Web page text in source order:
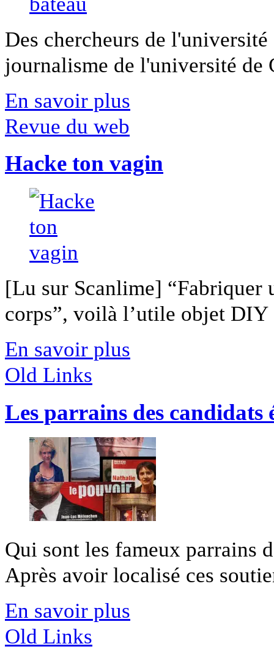
Des chercheurs de
journalisme de l'université
En savoir plus
Revue du web
Hacke ton vagin
[Lu sur Scanlime] “Fabriquer
corps”, voilà l’utile objet
En savoir plus
Old Links
Les parrains des candidats
Qui sont les fameux parrains
Après avoir localisé ces
En savoir plus
Old Links